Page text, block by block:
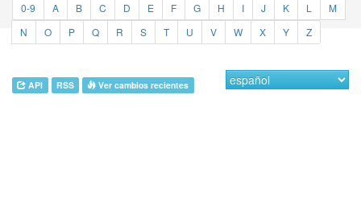
0-9 A B C D E F G H I J K L
M
N
O P Q R S T U V W X Y Z
API RSS Ver cambios recientes